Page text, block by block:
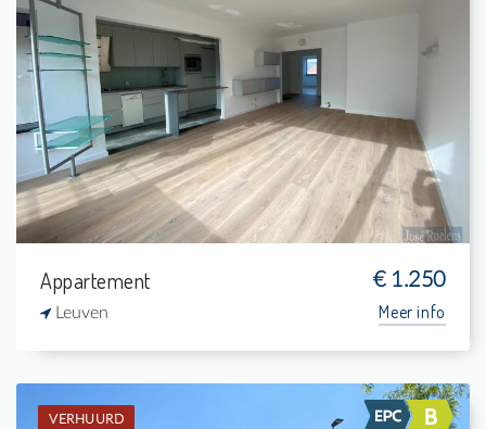
Verhuurd: Appartement
2
6 m²
1
84 m²
Appartement € 1.250
Leuven Meer info
VERHUURD